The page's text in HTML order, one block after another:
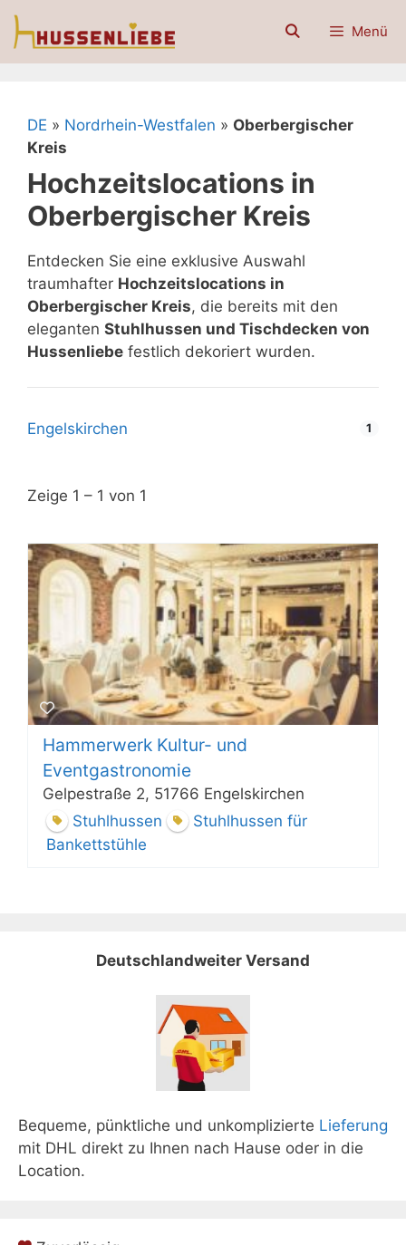
Zum
Inhalt
Menü
DE » Nordrhein-Westfalen » Oberbergischer
Kreis
Hochzeitslocations in
Oberbergischer Kreis
Entdecken Sie eine exklusive Auswahl
traumhafter Hochzeitslocations in
Oberbergischer Kreis, die bereits mit den
eleganten Stuhlhussen und Tischdecken von
Hussenliebe festlich dekoriert wurden.
Engelskirchen 1
Zeige 1 – 1 von 1
Hammerwerk Kultur- und
Eventgastronomie
Gelpestraße 2, 51766 Engelskirchen
Stuhlhussen
Stuhlhussen für
Bankettstühle
Deutschlandweiter Versand
Bequeme, pünktliche und unkomplizierte Lieferung
mit DHL direkt zu Ihnen nach Hause oder in die
Location.